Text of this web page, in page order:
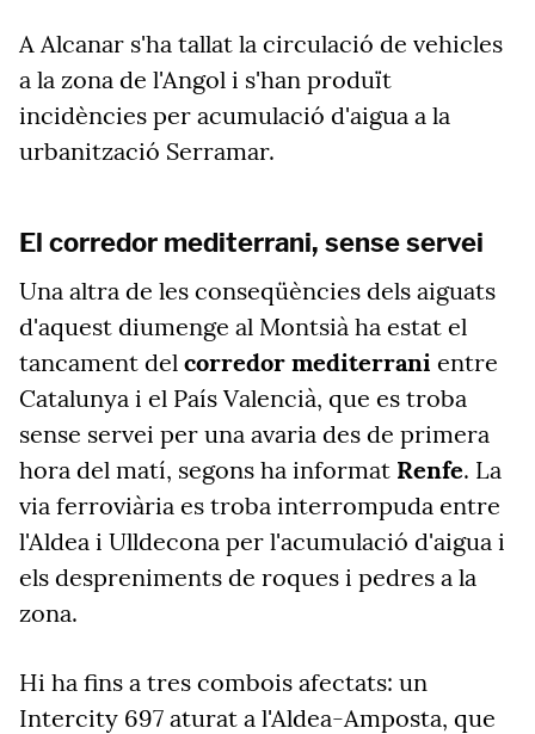
A Alcanar s'ha tallat la circulació de vehicles
a la zona de l'Angol i s'han produït
incidències per acumulació d'aigua a la
urbanització Serramar.
El corredor mediterrani, sense servei
Una altra de les conseqüències dels aiguats
d'aquest diumenge al Montsià ha estat el
tancament del corredor mediterrani entre
Catalunya i el País Valencià, que es troba
sense servei per una avaria des de primera
hora del matí, segons ha informat Renfe. La
via ferroviària es troba interrompuda entre
l'Aldea i Ulldecona per l'acumulació d'aigua i
els despreniments de roques i pedres a la
zona.
Hi ha fins a tres combois afectats: un
Intercity 697 aturat a l'Aldea-Amposta, que